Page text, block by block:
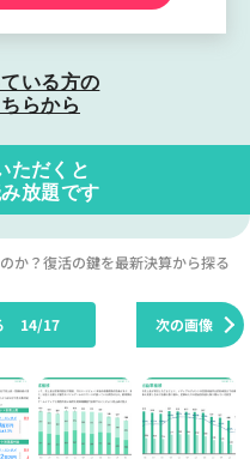
いる方の
らから
ただくと
放題です
か？復活の鍵を最新決算から探る
次の画像
14/17